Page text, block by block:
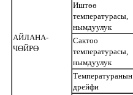
АЙЛАНА-
ЧӨЙРӨ
Иштөө
температурасы,
нымдуулук
Сактоо
температурасы,
нымдуулук
Температуранын
дрейфи